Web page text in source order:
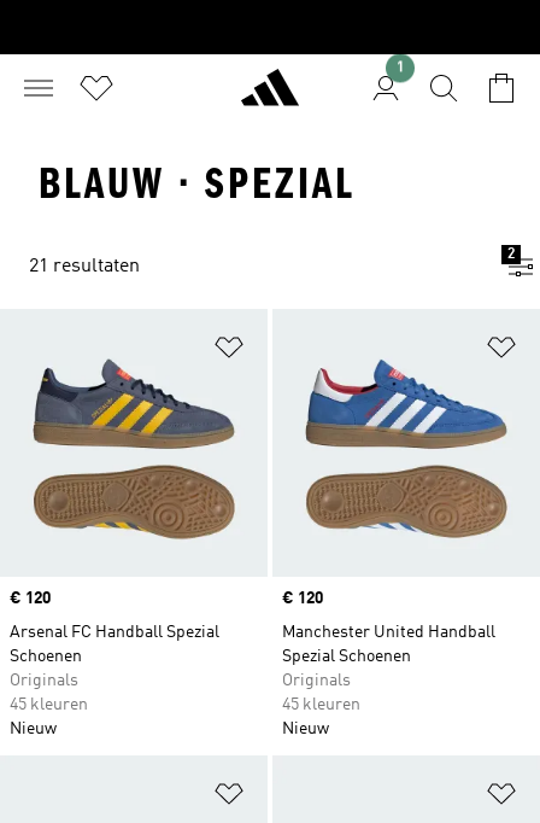
1
BLAUW · SPEZIAL
21 resultaten
2
Price
€ 120
Arsenal FC Handball Spezial
Schoenen
Originals
45 kleuren
Nieuw
Price
€ 120
Manchester United Handball
Spezial Schoenen
Originals
45 kleuren
Nieuw